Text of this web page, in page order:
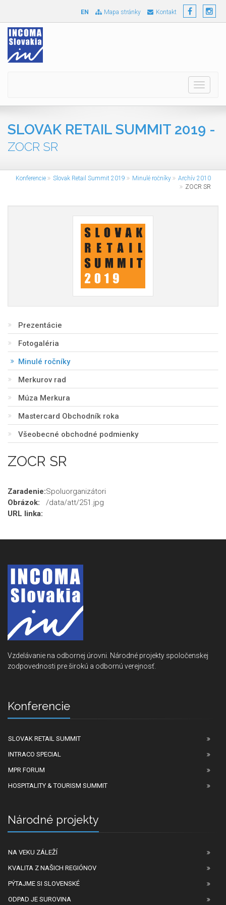
EN Mapa stránky Kontakt
Toggle
SLOVAK RETAIL SUMMIT 2019 -
ZOCR SR
Konferencie Slovak Retail Summit 2019 Minulé ročníky
Archív 2010
ZOCR SR
Prezentácie
Fotogaléria
Minulé ročníky
Merkurov rad
Múza Merkura
Mastercard Obchodník roka
Všeobecné obchodné podmienky
ZOCR SR
Zaradenie:Spoluorganizátori
Obrázok:
/data/att/251.jpg
URL linka:
Vzdelávanie na odbornej úrovni. Národné projekty spoločenskej
zodpovednosti pre širokú a odbornú verejnosť.
Konferencie
SLOVAK RETAIL SUMMIT
INTRACO SPECIAL
MPR FORUM
HOSPITALITY & TOURISM SUMMIT
Národné projekty
NA VEKU ZÁLEŽÍ
KVALITA Z NAŠICH REGIÓNOV
PÝTAJME SI SLOVENSKÉ
ODPAD JE SUROVINA